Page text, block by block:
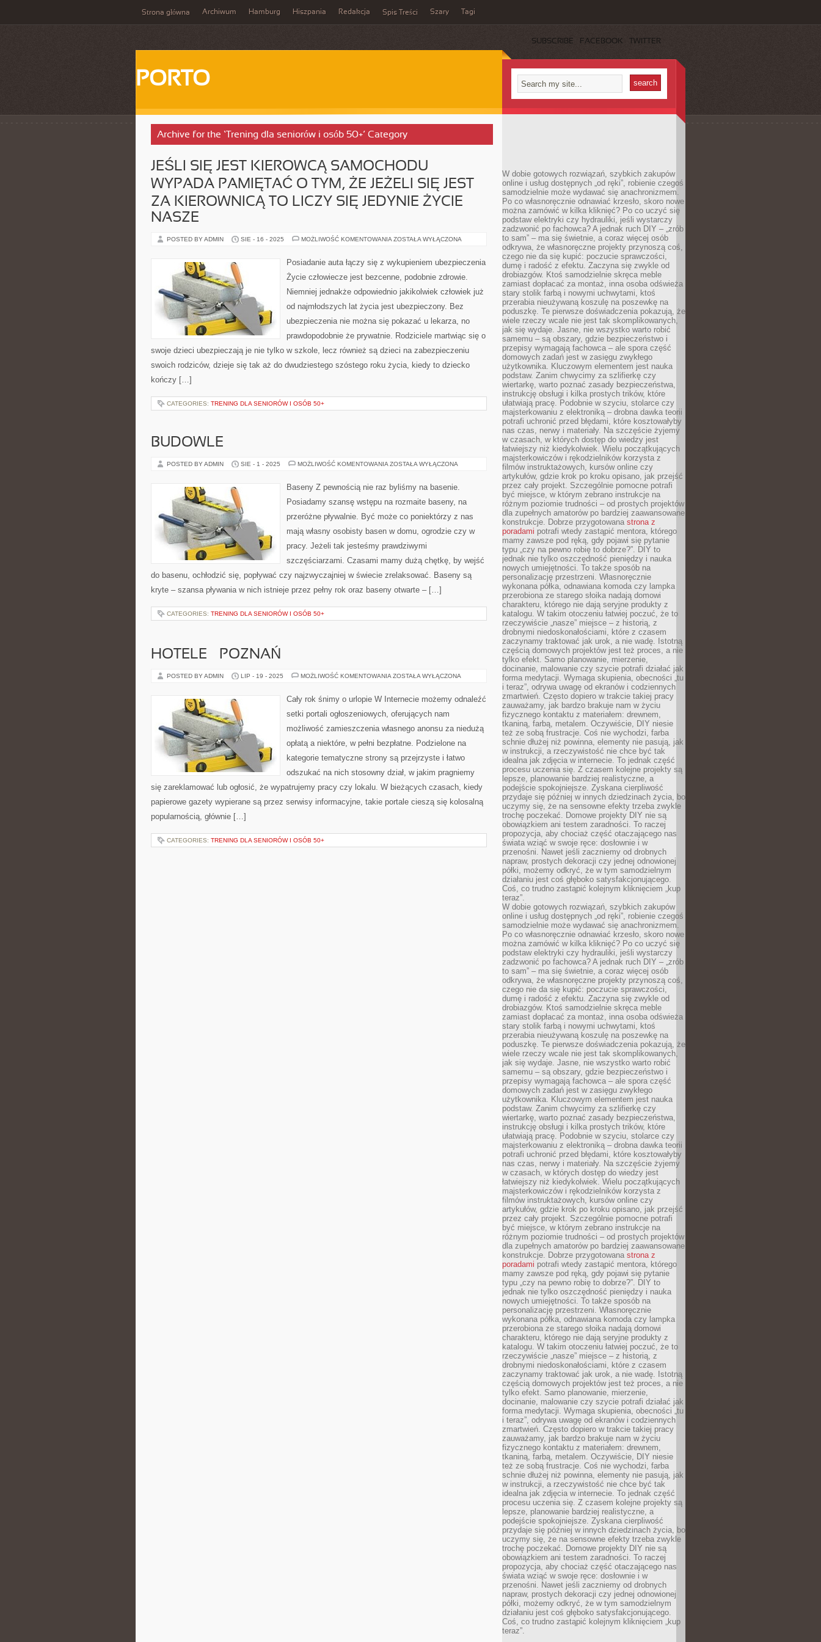
Strona główna Archiwum Hamburg Hiszpania Redakcja Spis Treści Szary Tagi
SUBSCRIBE FACEBOOK TWITTER
PORTO
Archive for the ‘Trening dla seniorów i osób 50+’ Category
JEŚLI SIĘ JEST KIEROWCĄ SAMOCHODU
WYPADA PAMIĘTAĆ O TYM, ŻE JEŻELI SIĘ JEST
ZA KIEROWNICĄ TO LICZY SIĘ JEDYNIE ŻYCIE
NASZE
POSTED BY ADMIN SIE - 16 - 2025 MOŻLIWOŚĆ KOMENTOWANIA JEŚLI
KIEROWCĄ
SAMOCHODU
PAMIĘTAĆ
TYM,
JEŻELI
JEST
ZA
KIEROWNICĄ
TO
LICZY
SIĘ
ŻYCIE
ZOSTAŁA WYŁĄCZONA
Posiadanie auta łączy się z wykupieniem ubezpieczenia
Życie człowiecze jest bezcenne, podobnie zdrowie.
Niemniej jednakże odpowiednio jakikolwiek człowiek już
od najmłodszych lat życia jest ubezpieczony. Bez
ubezpieczenia nie można się pokazać u lekarza, no
prawdopodobnie że prywatnie. Rodziciele martwiąc się o
swoje dzieci ubezpieczają je nie tylko w szkole, lecz również są dzieci na zabezpieczeniu
swoich rodziców, dzieje się tak aż do dwudziestego szóstego roku życia, kiedy to dziecko
kończy […]
CATEGORIES: TRENING DLA SENIORÓW I OSÓB 50+
BUDOWLE
POSTED BY ADMIN SIE - 1 - 2025 MOŻLIWOŚĆ KOMENTOWANIA BUDOWLE
ZOSTAŁA WYŁĄCZONA
Baseny Z pewnością nie raz byliśmy na basenie.
Posiadamy szansę wstępu na rozmaite baseny, na
przeróżne pływalnie. Być może co poniektórzy z nas
mają własny osobisty basen w domu, ogrodzie czy w
pracy. Jeżeli tak jesteśmy prawdziwymi
szczęściarzami. Czasami mamy dużą chętkę, by wejść
do basenu, ochłodzić się, popływać czy najzwyczajniej w świecie zrelaksować. Baseny są
kryte – szansa pływania w nich istnieje przez pełny rok oraz baseny otwarte – […]
CATEGORIES: TRENING DLA SENIORÓW I OSÓB 50+
HOTELE – POZNAŃ
POSTED BY ADMIN LIP - 19 - 2025 MOŻLIWOŚĆ KOMENTOWANIA HOTELE
ZOSTAŁA WYŁĄCZONA
Cały rok śnimy o urlopie W Internecie możemy odnaleźć
setki portali ogłoszeniowych, oferujących nam
możliwość zamieszczenia własnego anonsu za niedużą
opłatą a niektóre, w pełni bezpłatne. Podzielone na
kategorie tematyczne strony są przejrzyste i łatwo
odszukać na nich stosowny dział, w jakim pragniemy
się zareklamować lub ogłosić, że wypatrujemy pracy czy lokalu. W bieżących czasach, kiedy
papierowe gazety wypierane są przez serwisy informacyjne, takie portale cieszą się kolosalną
popularnością, głównie […]
CATEGORIES: TRENING DLA SENIORÓW I OSÓB 50+
W dobie gotowych rozwiązań, szybkich zakupów
online i usług dostępnych „od ręki”, robienie czegoś
samodzielnie może wydawać się anachronizmem.
Po co własnoręcznie odnawiać krzesło, skoro nowe
można zamówić w kilka kliknięć? Po co uczyć się
podstaw elektryki czy hydrauliki, jeśli wystarczy
zadzwonić po fachowca? A jednak ruch DIY – „zrób
to sam” – ma się świetnie, a coraz więcej osób
odkrywa, że własnoręczne projekty przynoszą coś,
czego nie da się kupić: poczucie sprawczości,
dumę i radość z efektu. Zaczyna się zwykle od
drobiazgów. Ktoś samodzielnie skręca meble
zamiast dopłacać za montaż, inna osoba odświeża
stary stolik farbą i nowymi uchwytami, ktoś
przerabia nieużywaną koszulę na poszewkę na
poduszkę. Te pierwsze doświadczenia pokazują, że
wiele rzeczy wcale nie jest tak skomplikowanych,
jak się wydaje. Jasne, nie wszystko warto robić
samemu – są obszary, gdzie bezpieczeństwo i
przepisy wymagają fachowca – ale spora część
domowych zadań jest w zasięgu zwykłego
użytkownika. Kluczowym elementem jest nauka
podstaw. Zanim chwycimy za szlifierkę czy
wiertarkę, warto poznać zasady bezpieczeństwa,
instrukcję obsługi i kilka prostych trików, które
ułatwiają pracę. Podobnie w szyciu, stolarce czy
majsterkowaniu z elektroniką – drobna dawka teorii
potrafi uchronić przed błędami, które kosztowałyby
nas czas, nerwy i materiały. Na szczęście żyjemy
w czasach, w których dostęp do wiedzy jest
łatwiejszy niż kiedykolwiek. Wielu początkujących
majsterkowiczów i rękodzielników korzysta z
filmów instruktażowych, kursów online czy
artykułów, gdzie krok po kroku opisano, jak przejść
przez cały projekt. Szczególnie pomocne potrafi
być miejsce, w którym zebrano instrukcje na
różnym poziomie trudności – od prostych projektów
dla zupełnych amatorów po bardziej zaawansowane
konstrukcje. Dobrze przygotowana strona z
poradami potrafi wtedy zastąpić mentora, którego
mamy zawsze pod ręką, gdy pojawi się pytanie
typu „czy na pewno robię to dobrze?”. DIY to
jednak nie tylko oszczędność pieniędzy i nauka
nowych umiejętności. To także sposób na
personalizację przestrzeni. Własnoręcznie
wykonana półka, odnawiana komoda czy lampka
przerobiona ze starego słoika nadają domowi
charakteru, którego nie dają seryjne produkty z
katalogu. W takim otoczeniu łatwiej poczuć, że to
rzeczywiście „nasze” miejsce – z historią, z
drobnymi niedoskonałościami, które z czasem
zaczynamy traktować jak urok, a nie wadę. Istotną
częścią domowych projektów jest też proces, a nie
tylko efekt. Samo planowanie, mierzenie,
docinanie, malowanie czy szycie potrafi działać jak
forma medytacji. Wymaga skupienia, obecności „tu
i teraz”, odrywa uwagę od ekranów i codziennych
zmartwień. Często dopiero w trakcie takiej pracy
zauważamy, jak bardzo brakuje nam w życiu
fizycznego kontaktu z materiałem: drewnem,
tkaniną, farbą, metalem. Oczywiście, DIY niesie
też ze sobą frustracje. Coś nie wychodzi, farba
schnie dłużej niż powinna, elementy nie pasują, jak
w instrukcji, a rzeczywistość nie chce być tak
idealna jak zdjęcia w internecie. To jednak część
procesu uczenia się. Z czasem kolejne projekty są
lepsze, planowanie bardziej realistyczne, a
podejście spokojniejsze. Zyskana cierpliwość
przydaje się później w innych dziedzinach życia, bo
uczymy się, że na sensowne efekty trzeba zwykle
trochę poczekać. Domowe projekty DIY nie są
obowiązkiem ani testem zaradności. To raczej
propozycja, aby chociaż część otaczającego nas
świata wziąć w swoje ręce: dosłownie i w
przenośni. Nawet jeśli zaczniemy od drobnych
napraw, prostych dekoracji czy jednej odnowionej
półki, możemy odkryć, że w tym samodzielnym
działaniu jest coś głęboko satysfakcjonującego.
Coś, co trudno zastąpić kolejnym kliknięciem „kup
teraz”.
W dobie gotowych rozwiązań, szybkich zakupów
online i usług dostępnych „od ręki”, robienie czegoś
samodzielnie może wydawać się anachronizmem.
Po co własnoręcznie odnawiać krzesło, skoro nowe
można zamówić w kilka kliknięć? Po co uczyć się
podstaw elektryki czy hydrauliki, jeśli wystarczy
zadzwonić po fachowca? A jednak ruch DIY – „zrób
to sam” – ma się świetnie, a coraz więcej osób
odkrywa, że własnoręczne projekty przynoszą coś,
czego nie da się kupić: poczucie sprawczości,
dumę i radość z efektu. Zaczyna się zwykle od
drobiazgów. Ktoś samodzielnie skręca meble
zamiast dopłacać za montaż, inna osoba odświeża
stary stolik farbą i nowymi uchwytami, ktoś
przerabia nieużywaną koszulę na poszewkę na
poduszkę. Te pierwsze doświadczenia pokazują, że
wiele rzeczy wcale nie jest tak skomplikowanych,
jak się wydaje. Jasne, nie wszystko warto robić
samemu – są obszary, gdzie bezpieczeństwo i
przepisy wymagają fachowca – ale spora część
domowych zadań jest w zasięgu zwykłego
użytkownika. Kluczowym elementem jest nauka
podstaw. Zanim chwycimy za szlifierkę czy
wiertarkę, warto poznać zasady bezpieczeństwa,
instrukcję obsługi i kilka prostych trików, które
ułatwiają pracę. Podobnie w szyciu, stolarce czy
majsterkowaniu z elektroniką – drobna dawka teorii
potrafi uchronić przed błędami, które kosztowałyby
nas czas, nerwy i materiały. Na szczęście żyjemy
w czasach, w których dostęp do wiedzy jest
łatwiejszy niż kiedykolwiek. Wielu początkujących
majsterkowiczów i rękodzielników korzysta z
filmów instruktażowych, kursów online czy
artykułów, gdzie krok po kroku opisano, jak przejść
przez cały projekt. Szczególnie pomocne potrafi
być miejsce, w którym zebrano instrukcje na
różnym poziomie trudności – od prostych projektów
dla zupełnych amatorów po bardziej zaawansowane
konstrukcje. Dobrze przygotowana strona z
poradami potrafi wtedy zastąpić mentora, którego
mamy zawsze pod ręką, gdy pojawi się pytanie
typu „czy na pewno robię to dobrze?”. DIY to
jednak nie tylko oszczędność pieniędzy i nauka
nowych umiejętności. To także sposób na
personalizację przestrzeni. Własnoręcznie
wykonana półka, odnawiana komoda czy lampka
przerobiona ze starego słoika nadają domowi
charakteru, którego nie dają seryjne produkty z
katalogu. W takim otoczeniu łatwiej poczuć, że to
rzeczywiście „nasze” miejsce – z historią, z
drobnymi niedoskonałościami, które z czasem
zaczynamy traktować jak urok, a nie wadę. Istotną
częścią domowych projektów jest też proces, a nie
tylko efekt. Samo planowanie, mierzenie,
docinanie, malowanie czy szycie potrafi działać jak
forma medytacji. Wymaga skupienia, obecności „tu
i teraz”, odrywa uwagę od ekranów i codziennych
zmartwień. Często dopiero w trakcie takiej pracy
zauważamy, jak bardzo brakuje nam w życiu
fizycznego kontaktu z materiałem: drewnem,
tkaniną, farbą, metalem. Oczywiście, DIY niesie
też ze sobą frustracje. Coś nie wychodzi, farba
schnie dłużej niż powinna, elementy nie pasują, jak
w instrukcji, a rzeczywistość nie chce być tak
idealna jak zdjęcia w internecie. To jednak część
procesu uczenia się. Z czasem kolejne projekty są
lepsze, planowanie bardziej realistyczne, a
podejście spokojniejsze. Zyskana cierpliwość
przydaje się później w innych dziedzinach życia, bo
uczymy się, że na sensowne efekty trzeba zwykle
trochę poczekać. Domowe projekty DIY nie są
obowiązkiem ani testem zaradności. To raczej
propozycja, aby chociaż część otaczającego nas
świata wziąć w swoje ręce: dosłownie i w
przenośni. Nawet jeśli zaczniemy od drobnych
napraw, prostych dekoracji czy jednej odnowionej
półki, możemy odkryć, że w tym samodzielnym
działaniu jest coś głęboko satysfakcjonującego.
Coś, co trudno zastąpić kolejnym kliknięciem „kup
teraz”.